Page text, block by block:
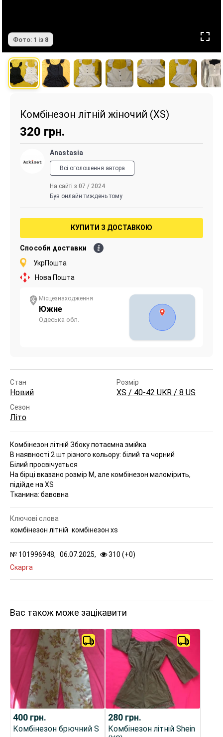
Фото: 1 із 8
Комбінезон літній жіночий (XS)
320 грн.
Anastasia
Всі оголошення автора
На сайті з 07 / 2024
Був онлайн тиждень тому
КУПИТИ З ДОСТАВКОЮ
Способи доставки
УкрПошта
Нова Пошта
Місцезнаходження
Южне
Одеська обл.
Стан
Новий
Розмір
XS / 40-42 UKR / 8 US
Сезон
Літо
Комбінезон літній Збоку потаємна змійка
В наявності 2 шт різного кольору: білий та чорний
Білий просвічується
На бірці вказано розмір M, але комбінезон маломірить,
підійде на XS
Тканина: бавовна
№ 101996948, 06.07.2025, 310 (+0)
Скарга
Ключові слова
комбінезон літній комбінезон xs
Вас також може зацікавити
400 грн.
Комбінезон брючний S
280 грн.
Комбінезон літній Shein